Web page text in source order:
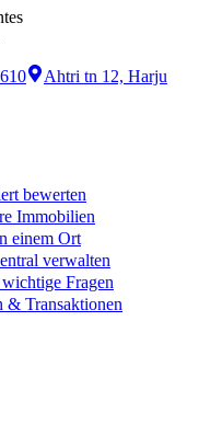
Ahtri tn 12, Harju
bewerten
Immobilien
einem Ort
verwalten
Fragen
& Transaktionen